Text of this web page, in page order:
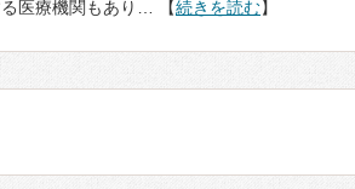
医療機関もあり… 【続きを読む】